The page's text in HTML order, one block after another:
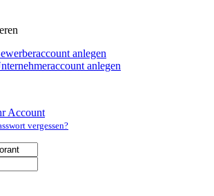
anlegen
anlegen
Account
vergessen?